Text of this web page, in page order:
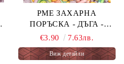
PME ЗАХАРНА
ПОРЪСКА - ДЪГА -
€3.90 7.63лв.
Виж детайли